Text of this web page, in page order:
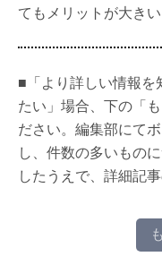
てもメリットが大きい
■「より詳しい情報を
たい」場合、下の「
ださい。編集部にて
し、件数の多いもの
したうえで、詳細記